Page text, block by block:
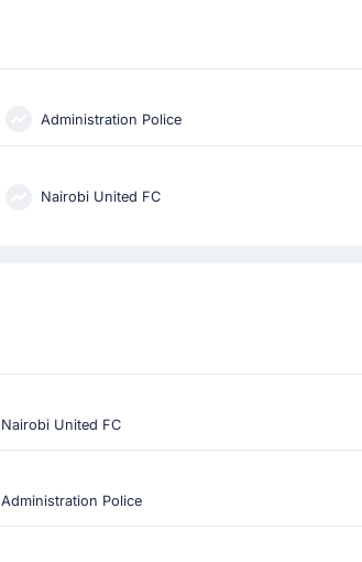
Administration Police
Nairobi United FC
Nairobi United FC
Administration Police